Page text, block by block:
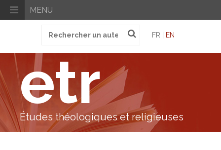
MENU
pour
FR | EN
etr
Études théologiques et religieuses